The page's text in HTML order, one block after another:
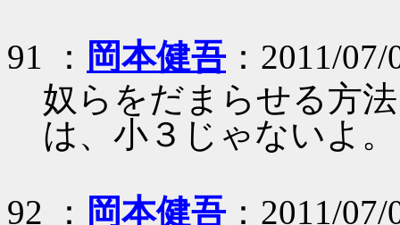
91 ： 岡本健吾：2011/07/
奴らをだまらせる方
は、小３じゃないよ
92 ： 岡本健吾：2011/07/